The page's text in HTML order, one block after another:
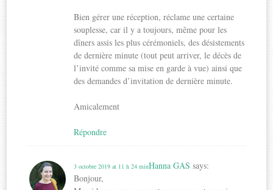
Bien gérer une réception, réclame une certaine
souplesse, car il y a toujours, même pour les
dîners assis les plus cérémoniels, des désistements
de dernière minute (tout peut arriver, le décès de
l’invité comme sa mise en garde à vue) ainsi que
des demandes d’invitation de dernière minute.
Amicalement
Répondre
Hanna GAS says:
3 octobre 2019 at 11 h 24 min
Bonjour,